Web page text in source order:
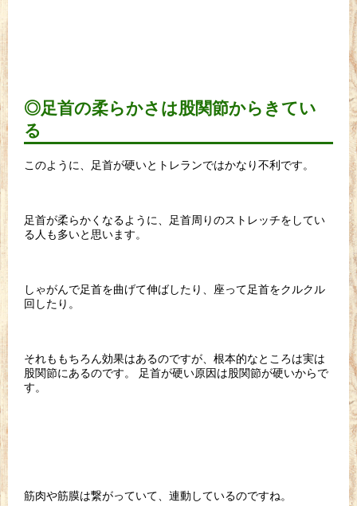
◎足首の柔らかさは股関節からきてい
る
このように、足首が硬いとトレランではかなり不利です。
足首が柔らかくなるように、足首周りのストレッチをしてい
る人も多いと思います。
しゃがんで足首を曲げて伸ばしたり、座って足首をクルクル
回したり。
それももちろん効果はあるのですが、根本的なところは実は
股関節にあるのです。 足首が硬い原因は股関節が硬いからで
す。
筋肉や筋膜は繋がっていて、連動しているのですね。